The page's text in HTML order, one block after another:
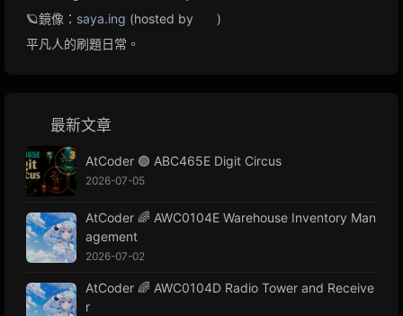
🪐鏡像： saya.ing (hosted by
)
平凡人的刷題日常。
最新文章
AtCoder 🟢 ABC465E Digit Circus
2026-07-05
AtCoder 🌈 AWC0104E Warehouse Inventory Man
agement
2026-07-02
AtCoder 🌈 AWC0104D Radio Tower and Receive
r